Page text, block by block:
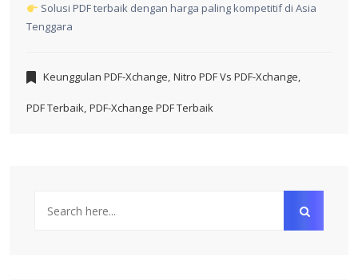
Solusi PDF terbaik dengan harga paling kompetitif di Asia
Tenggara
Keunggulan PDF-Xchange, Nitro PDF Vs PDF-Xchange,
PDF Terbaik, PDF-Xchange PDF Terbaik